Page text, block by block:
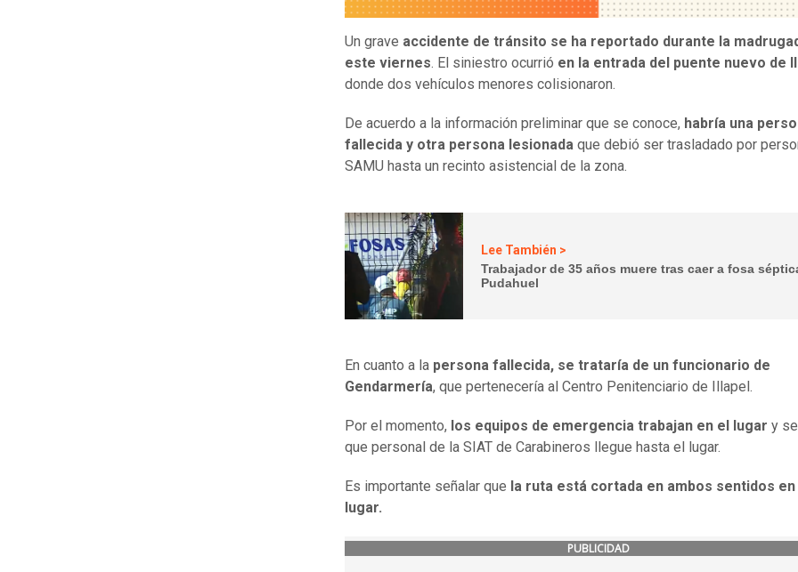
Un grave accidente de tránsito se ha reportado durante la
este viernes. El siniestro ocurrió en la entrada del puente nuevo de
donde dos vehículos menores colisionaron.
De acuerdo a la información preliminar que se conoce, habría una
fallecida y otra persona lesionada que debió ser trasladado por
SAMU hasta un recinto asistencial de la zona.
Lee También >
Trabajador de 35 años muere tras caer a fosa
Pudahuel
En cuanto a la persona fallecida, se trataría de un funcionario de
Gendarmería, que pertenecería al Centro Penitenciario de Illapel.
Por el momento, los equipos de emergencia trabajan en el lugar y
que personal de la SIAT de Carabineros llegue hasta el lugar.
Es importante señalar que la ruta está cortada en ambos sentidos
lugar.
PUBLICIDAD